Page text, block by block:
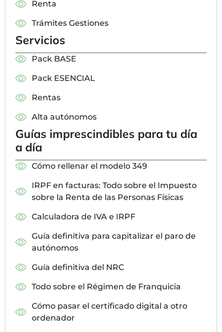
Renta
Trámites Gestiones
Servicios
Pack BASE
Pack ESENCIAL
Rentas
Alta autónomos
Guías imprescindibles para tu día
a día
Cómo rellenar el modelo 349
IRPF en facturas: Todo sobre el Impuesto
sobre la Renta de las Personas Físicas
Calculadora de IVA e IRPF
Guía definitiva para capitalizar el paro de
autónomos
Guía definitiva del NRC
Todo sobre el Régimen de Franquicia
Cómo pasar el certificado digital a otro
ordenador